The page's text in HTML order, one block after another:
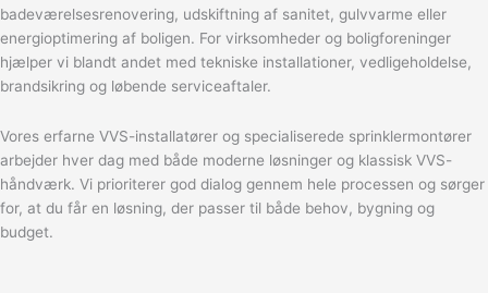
badeværelsesrenovering, udskiftning af sanitet, gulvvarme eller
energioptimering af boligen. For virksomheder og boligforeninger
hjælper vi blandt andet med tekniske installationer, vedligeholdelse,
brandsikring og løbende serviceaftaler.
Vores erfarne VVS-installatører og specialiserede sprinklermontører
arbejder hver dag med både moderne løsninger og klassisk VVS-
håndværk. Vi prioriterer god dialog gennem hele processen og sørger
for, at du får en løsning, der passer til både behov, bygning og
budget.